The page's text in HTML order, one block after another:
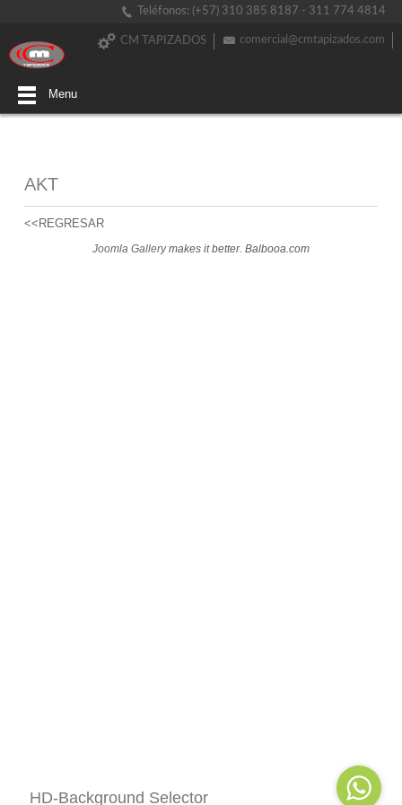
Teléfonos: (+57) 310 385 8187 - 311 774 4814
comercial@cmtapizados.com
CM TAPIZADOS
Menu
AKT
<<REGRESAR
Joomla Gallerymakes it better. Balbooa.com
HD-Background Selector